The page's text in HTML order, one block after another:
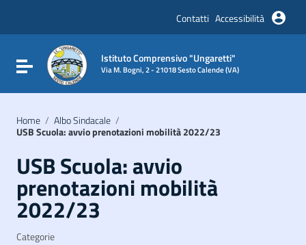
Vai al footer
Contatti Accessibilità
Attiva / disattiva la navigazione
Istituto Comprensivo "Ungaretti"
Via M. Bogni, 2 - 21018 Sesto Calende (VA)
Home / Albo Sindacale /
USB Scuola: avvio prenotazioni mobilità 2022/23
USB Scuola: avvio
prenotazioni mobilità
2022/23
Categorie